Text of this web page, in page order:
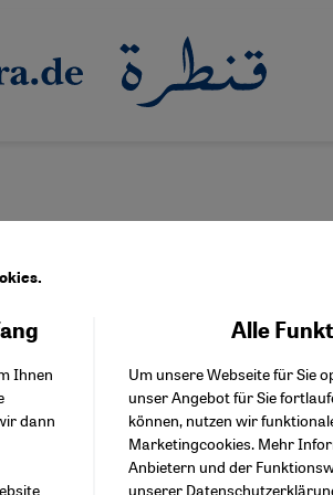
Frauen“
eine Ikone des Widerstands im
wurde. Ein Gespräch über
Ihnen
dann
Alle
Um unsere Webseite für Sie
unser Angebot für Sie
können, nutzen wir
Marketingcookies. Mehr
Anbietern und der
unserer
Facebook Embed /
Twitter Embed
Instagram Embed
Youtube Embed
Google Maps Embed